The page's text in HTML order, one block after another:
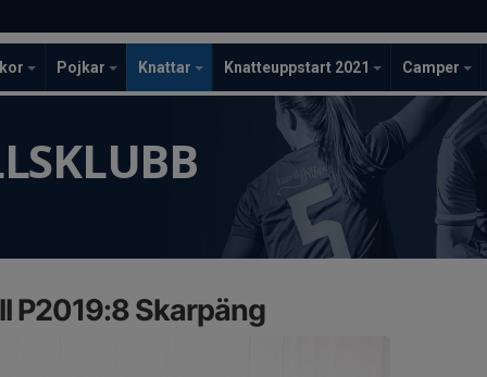
Pojkar Knattar Knatteuppstart 2021 Camper
P2019:8 Skarpäng